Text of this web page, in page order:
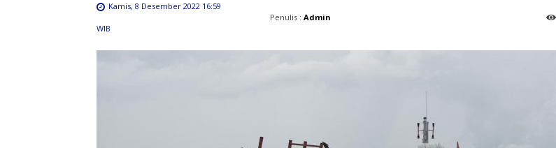
Kamis, 8 Desember 2022 16:59
WIB
Penulis : Admin